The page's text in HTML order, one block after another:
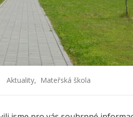
Aktuality, Mateřská škola